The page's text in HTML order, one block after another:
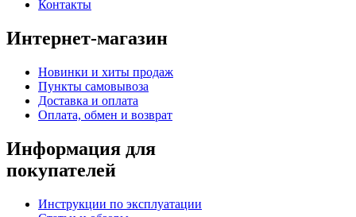
Контакты
Интернет-магазин
Новинки и хиты продаж
Пункты самовывоза
Доставка и оплата
Оплата, обмен и возврат
Информация для
покупателей
Инструкции по эксплуатации